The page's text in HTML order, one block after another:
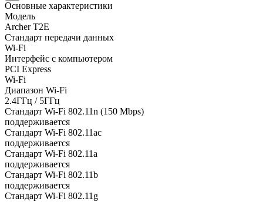
Основные характеристики
Модель
Archer T2E
Стандарт передачи данных
Wi-Fi
Интерфейс с компьютером
PCI Express
Wi-Fi
Диапазон Wi-Fi
2.4ГГц / 5ГГц
Стандарт Wi-Fi 802.11n (150 Mbps)
поддерживается
Стандарт Wi-Fi 802.11ac
поддерживается
Стандарт Wi-Fi 802.11a
поддерживается
Стандарт Wi-Fi 802.11b
поддерживается
Стандарт Wi-Fi 802.11g